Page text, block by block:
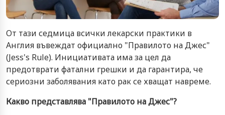
От тази седмица всички лекарски практики в
Англия въвеждат официално "Правилото на Джес"
(Jess's Rule). Инициативата има за цел да
предотврати фатални грешки и да гарантира, че
сериозни заболявания като рак се хващат навреме.
Какво представлява "Правилото на Джес"?